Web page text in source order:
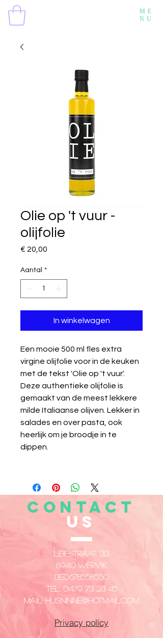
ME
NU
Olie op 't vuur -
olijfolie
€ 20,00
Aantal *
In winkelwagen
Een mooie 500 ml fles extra
virgine olijfolie voor in de keuken
met de tekst 'Olie op 't vuur'.
Deze authentieke olijfolie is
gemaakt van de meest lekkere
milde Italiaanse olijven. Lekker in
salades en over pasta, ook
heerlijk om je broodje in te
dippen.
CONTACT
US
Leiestraat 33
8940 Wervik
​BE0678558550
Tel.0479 73 23 45
Mail: husninne@hotmail.com
Privacy policy